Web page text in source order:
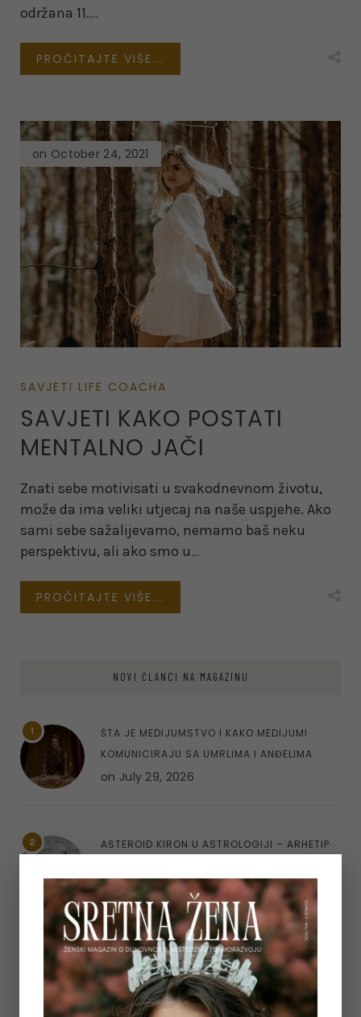
održana 11.…
PROČITAJTE VIŠE...
on October 24, 2021
SAVJETI LIFE COACHA
SAVJETI KAKO POSTATI
MENTALNO JAČI
Znati sebe motivisati u svakodnevnom životu,
može da ima veliki utjecaj na naše uspjehe. Ako
sami sebe sažalijevamo, nemamo baš neku
perspektivu, ali ako smo u…
PROČITAJTE VIŠE...
NOVI ČLANCI NA MAGAZINU
1
ŠTA JE MEDIJUMSTVO I KAKO MEDIJUMI
KOMUNICIRAJU SA UMRLIMA I ANĐELIMA
on July 29, 2026
2
ASTEROID KIRON U ASTROLOGIJI – ARHETIP
ISCJELJENJA
July 23, 2026
MINDFULNESS U ODNOSIMA – KAKO DA
NAUČIMO PUSTITI KADA JE VRIJEME DA